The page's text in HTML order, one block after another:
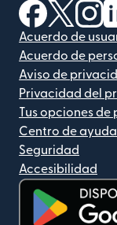
(se abre en
(se
Acuerdo de
Acuerdo de
Aviso de
Privacidad del
Tus opciones de
Centro de
Seguridad
Accesibilidad